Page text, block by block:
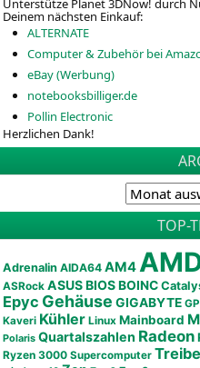
Unterstütze Planet 3DNow! durch
Deinem nächsten Einkauf:
ALTERNATE
Computer & Zubehör bei
eBay (Werbung)
notebooksbilliger.de
Pollin Electronic
Herzlichen Dank!
TOP-
Adrenalin AIDA64 AM4
ASRock ASUSBIOSBOINC
Epyc Gehäuse GIGABYTE
Kaveri Kühler Linux Mainboard
Polaris Quartalszahlen Radeon
Ryzen 3000 Supercomputer